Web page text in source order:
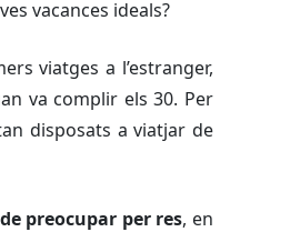
vacances ideals?
viatges a l’estranger,
va complir els 30. Per
disposats a viatjar de
preocupar per res, en